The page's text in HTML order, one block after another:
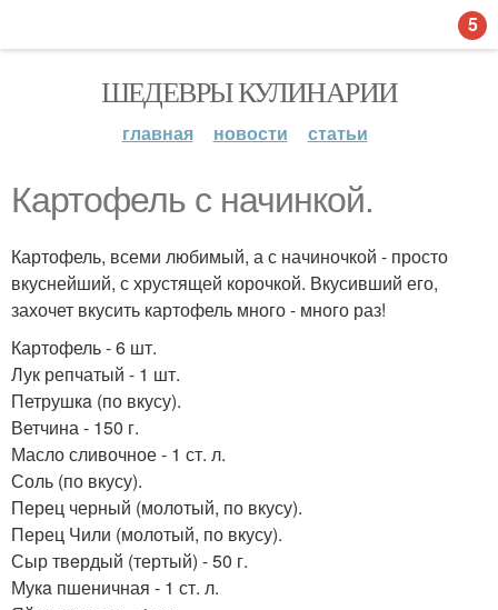
ШЕДЕВРЫ КУЛИНАРИИ
главная новости статьи
Картофель с начинкой.
Картофель, всеми любимый, а с начиночкой - просто
вкуснейший, с хрустящей корочкой. Вкусивший его,
захочет вкусить картофель много - много раз!
Картофель - 6 шт.
Лук репчатый - 1 шт.
Петрушкa (по вкусу).
Ветчина - 150 г.
Масло сливочное - 1 ст. л.
Соль (по вкусу).
Перец черный (молотый, по вкусу).
Перец Чили (молотый, по вкусу).
Сыр твeрдый (тертый) - 50 г.
Мукa пшеничная - 1 ст. л.
5